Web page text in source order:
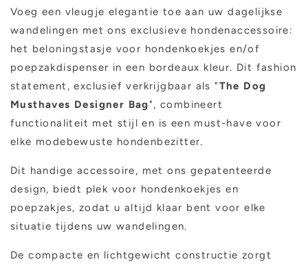
voor
hondenkoekjes
en
poepzakdispenser
-
Zwart
voor
hondenkoekjes
en
poepzakdispenser
-
Zwart
Voeg een vleugje elegantie toe aan uw dagelijkse
wandelingen met ons exclusieve hondenaccessoire:
het beloningstasje voor hondenkoekjes en/of
poepzakdispenser in een bordeaux kleur. Dit fashion
statement, exclusief verkrijgbaar als "The Dog
Musthaves Designer Bag", combineert
functionaliteit met stijl en is een must-have voor
elke modebewuste hondenbezitter.
Dit handige accessoire, met ons gepatenteerde
design, biedt plek voor hondenkoekjes en
poepzakjes, zodat u altijd klaar bent voor elke
situatie tijdens uw wandelingen.
De compacte en lichtgewicht constructie zorgt